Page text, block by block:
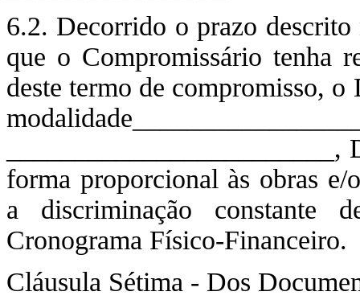
6.2. Decorrido o prazo
que o Compromissário tenha
deste termo de compromisso,
forma proporcional às obras e/
a discriminação constante
Cronograma Físico-Financeiro.
Cláusula Sétima - Dos